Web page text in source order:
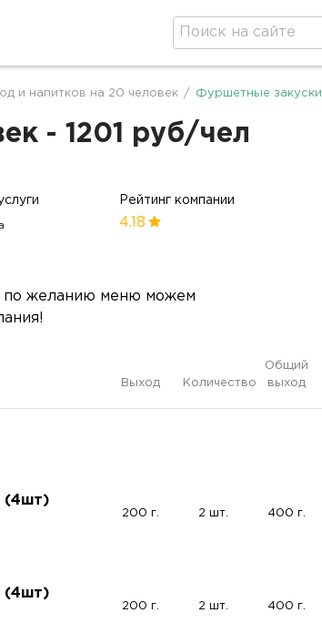
и напитков на 20 человек / Фуршетные
- 1201 руб/чел
Рейтинг компании
4.18
по желанию меню можем
Выход Количество
Общий
выход
(4шт)
200 г. 2 шт. 400 г.
(4шт)
200 г. 2 шт. 400 г.